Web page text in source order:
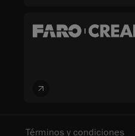
Términos y condiciones